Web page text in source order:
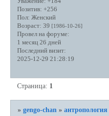
Позитив: +256
Пол: Женский
Возраст: 39 [1986-10-26]
Провел на форуме:
1 месяц 26 дней
Последний визит:
2025-12-29 21:28:19
Страница: 1
»gengo-chan »антропология